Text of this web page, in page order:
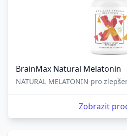
BrainMax Natural Melatonin
NATURAL MELATONIN pro
Zobrazit